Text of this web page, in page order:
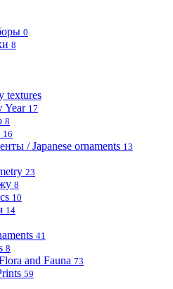
0
8
textures
Year 17
8
16
/ Japanese ornaments 13
23
8
10
14
41
8
and Fauna 73
59